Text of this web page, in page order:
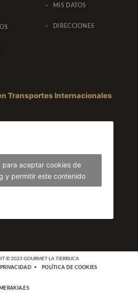
MIS DATOS
DIRECCIONES
Transportes Internacionales
para aceptar cookies de
y permitir este contenido
© 2023 GOURMET LA TIERRUCA
POLÍTICA DE COOKIES
MERAKIA.ES